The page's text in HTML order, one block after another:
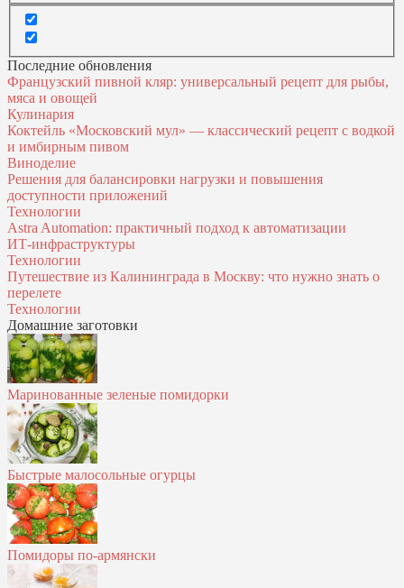
Последние обновления
Французский пивной кляр: универсальный рецепт для рыбы,
мяса и овощей
Кулинария
Коктейль «Московский мул» — классический рецепт с водкой
и имбирным пивом
Виноделие
Решения для балансировки нагрузки и повышения
доступности приложений
Технологии
Astra Automation: практичный подход к автоматизации
ИТ‑инфраструктуры
Технологии
Путешествие из Калининграда в Москву: что нужно знать о
перелете
Технологии
Домашние заготовки
Маринованные зеленые помидорки
Быстрые малосольные огурцы
Помидоры по-армянски